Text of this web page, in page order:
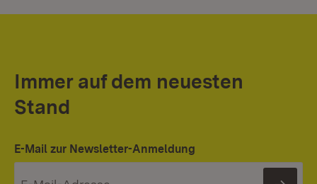
Immer auf dem neuesten
Stand
E-Mail zur Newsletter-Anmeldung